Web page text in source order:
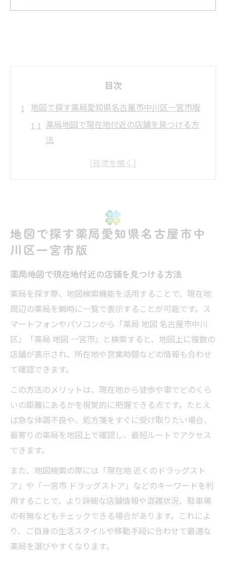
目次
地図で探す薬局愛知県名古屋市中川区一宮市版
薬局地図で現在地付近の店舗を見つける方
法
薬局選びは地図とランキング比較がポイン
薬局の求人情報も地図検索で手軽に発見
薬局を効率的に見つける地図活用術とは
薬局地図で店舗の場所や特徴を簡単に把握
地図検索で営業時間やサービス情報を比較
中川区で薬局を探すなら地図検索が便利
薬局の地図検索で新規オープン店も発見可
能
求人情報も薬局地図で効率的に探すコツ
愛知県で便利な薬局を地図で比較する方法
薬局地図でアクセス便利な店舗を見極める
一宮市の薬局地図で安い店舗を探すコツ
ドラッグストア比較は地図と口コミが鍵
薬局の地図表示で駐車場有無も一目で確認
薬局地図で調剤薬局の位置と特徴を確認
地図検索で薬局のサービス内容を比較しよ
う
薬局地図なら駅近・車通勤対応も見つかる
薬局選びに地図検索が欠かせない理由とは
地図で探す薬局愛知県名古屋市中
川区一宮市版
薬局地図で現在地付近の店舗を見つける方法
薬局を探す際、地図検索機能を活用することで、現在地
周辺の薬局を瞬時に一覧で表示することが可能です。ス
マートフォンやパソコンから「薬局 地図 名古屋市中川
区」「薬局 地図 一宮市」と検索すると、地図上に複数の
店舗が表示され、所在地や営業時間などの情報も合わせ
て確認できます。
この方法のメリットは、現在地から徒歩や車でどのくら
いの距離にあるかを視覚的に把握できる点です。たとえ
ば急な体調不良や、処方箋をすぐに受け取りたい場合、
最寄りの薬局を地図上で確認し、最短ルートでアクセス
できます。
また、地図検索の際には「現在地 近くのドラッグスト
ア」や「一宮市 ドラッグストア」などのキーワードを利
用することで、より詳細な店舗情報や混雑状況、駐車場
の有無などもチェックできる場合があります。これによ
り、ご自身の生活スタイルや移動手段に合わせて最適な
薬局を選びやすくなります。